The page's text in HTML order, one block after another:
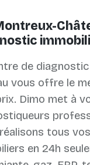
de
vous offre le
Dimo met à
tous
en 24h